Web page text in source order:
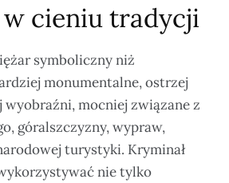
cieniu tradycji
symboliczny niż
monumentalne, ostrzej
wyobraźni, mocniej związane z
góralszczyzny, wypraw,
turystyki. Kryminał
nie tylko